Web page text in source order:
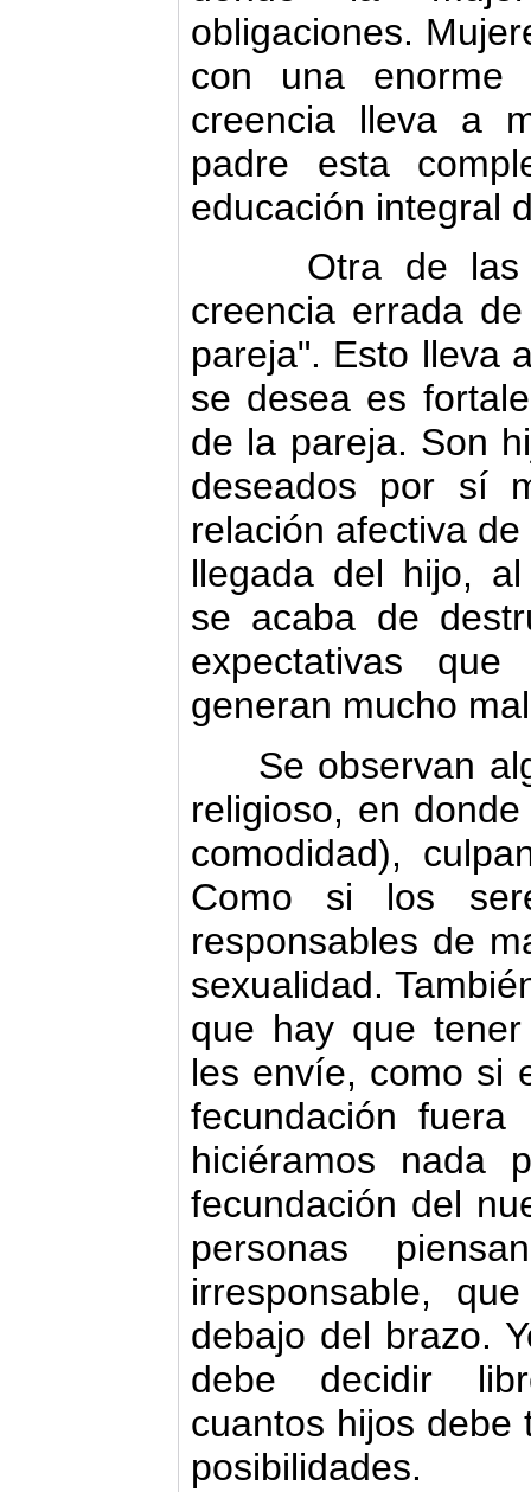
obligaciones.
con una enorme
creencia lleva a
padre esta
educación integral
Otra de las
creencia errada
pareja". Esto lleva
se desea es
de la pareja. Son
deseados por sí
relación afectiva
llegada del hijo,
se acaba de
expectativas
generan mucho
Se observan
religioso, en
comodidad),
Como si los
responsables de
sexualidad.
que hay que
les envíe, como si
fecundación
hiciéramos nada
fecundación del
personas
irresponsable,
debajo del brazo.
debe decidir
cuantos hijos debe
posibilidades.